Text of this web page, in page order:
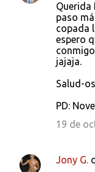
Querida
paso
copada
espero
jajaja.
Salud-
PD:
19 de
Jony G.